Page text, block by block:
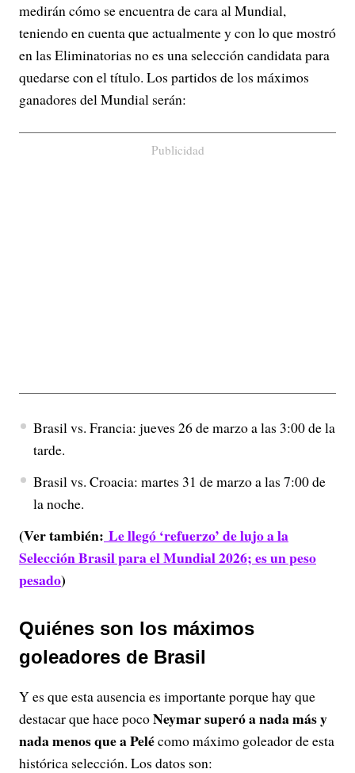
medirán cómo se encuentra de cara al Mundial,
teniendo en cuenta que actualmente y con lo que mostró
en las Eliminatorias no es una selección candidata para
quedarse con el título. Los partidos de los máximos
ganadores del Mundial serán:
Publicidad
Brasil vs. Francia: jueves 26 de marzo a las 3:00 de la
tarde.
Brasil vs. Croacia: martes 31 de marzo a las 7:00 de
la noche.
(Ver también: Le llegó ‘refuerzo’ de lujo a la
Selección Brasil para el Mundial 2026; es un peso
pesado)
Quiénes son los máximos
goleadores de Brasil
Y es que esta ausencia es importante porque hay que
destacar que hace pocoNeymar superó a nada más y
nada menos que a Pelécomo máximo goleador de esta
histórica selección. Los datos son: